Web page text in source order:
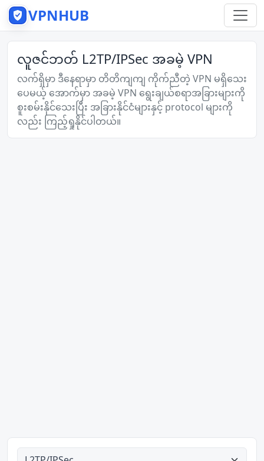
VPNHUB
လူဇင်ဘတ် L2TP/IPSec အခမဲ့ VPN
လက်ရှိမှာ ဒီနေရာမှာ တိတိကျကျ ကိုက်ညီတဲ့ VPN မရှိသေး
ပေမယ့် အောက်မှာ အခမဲ့ VPN ရွေးချယ်စရာအခြားများကို
စူးစမ်းနိုင်သေးပြီး အခြားနိုင်ငံများနှင့် protocol များကို
လည်း ကြည့်ရှုနိုင်ပါတယ်။
အမျိုးအစားအားလုံး